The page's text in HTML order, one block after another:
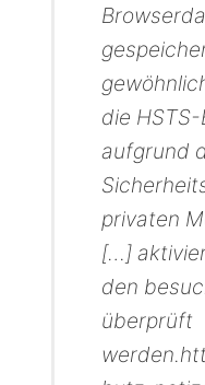
die
aufgrund
privaten
[…]
den
überprüft